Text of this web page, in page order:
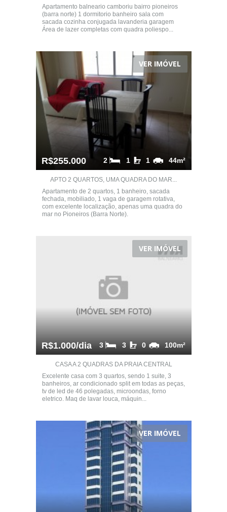
Apartamento balneario camboriu bairro pioneiros
(barra norte) 1 dormitorio banheiro sala com
sacada cozinha conjugada lavanderia garagem
Área de lazer completas com quadra poliespo...
VER IMÓVEL
R$255.000 44m²
1
1
2
APTO 2 QUARTOS, UMA QUADRA DO MAR...
Apartamento de 2 quartos, 1 banheiro, sacada
fechada, mobiliado, 1 vaga de garagem rotativa,
com excelente localização, apenas uma quadra do
mar no Pioneiros (Barra Norte).
VER IMÓVEL
R$1.000/dia 100m²
0
3
3
CASA A 2 QUADRAS DA PRAIA CENTRAL
Excelente casa com 3 quartos, sendo 1 suite, 3
banheiros, ar condicionado split em todas as peças,
tv de led de 46 polegadas, microondas, forno
eletrico. Maq de lavar louca, máquin...
VER IMÓVEL